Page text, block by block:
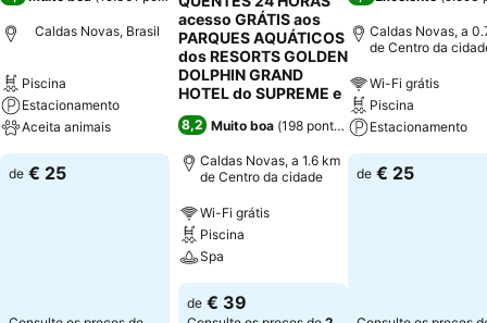
Caldas Novas, Brasil
Piscina
Estacionamento
Aceita animais
de € 25
acesso GRÁTIS aos
PARQUES AQUÁTICOS
dos RESORTS GOLDEN
DOLPHIN GRAND
HOTEL do SUPREME e
8,2 Muito boa (198 pontuações)
Caldas Novas, a 1.6 km
de Centro da cidade
Wi-Fi grátis
Piscina
Spa
de € 39
Caldas Novas, a
de Centro da
Wi-Fi grátis
Piscina
Estacionamento
de € 25